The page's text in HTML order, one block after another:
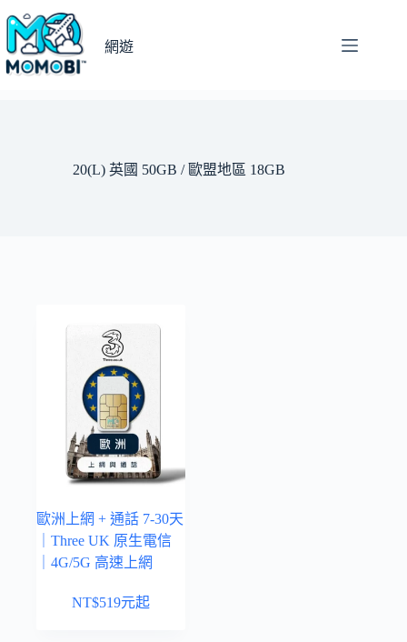
跳
主
要
網遊
20(L) 英國 50GB / 歐盟地區 18GB
歐洲上網 + 通話 7-30天
｜Three UK 原生電信
｜4G/5G 高速上網
NT$519元起